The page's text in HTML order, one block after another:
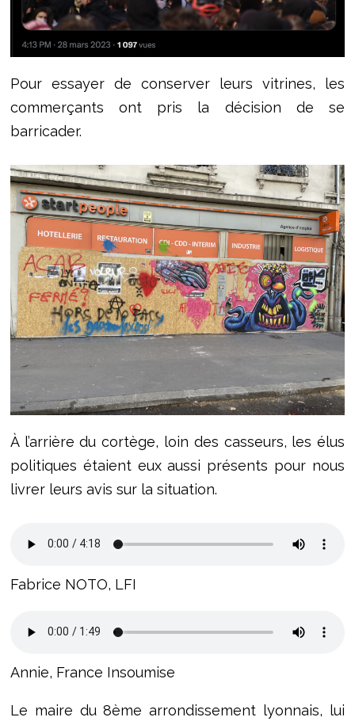
Pour essayer de conserver leurs vitrines, les
commerçants ont pris la décision de se
barricader.
À l’arrière du cortège, loin des casseurs, les élus
politiques étaient eux aussi présents pour nous
livrer leurs avis sur la situation.
Fabrice NOTO, LFI
Annie, France Insoumise
Le maire du 8ème arrondissement lyonnais, lui